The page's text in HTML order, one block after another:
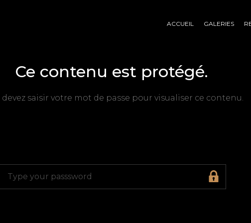
ACCUEIL GALERIES
Ce contenu est protégé.
devez saisir votre mot de passe pour visualiser ce contenu.